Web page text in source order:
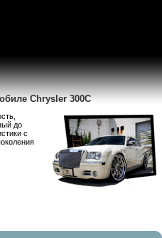
Chrysler 300C
до
с